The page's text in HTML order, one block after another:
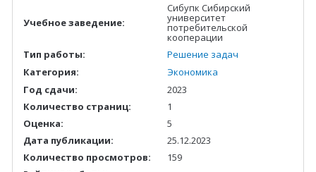
Учебное заведение:
Сибупк Сибирский
университет
потребительской
кооперации
Тип работы:
Решение задач
Категория:
Экономика
Год сдачи:
2023
Количество страниц:
1
Оценка:
5
Дата публикации:
25.12.2023
Количество просмотров:
159